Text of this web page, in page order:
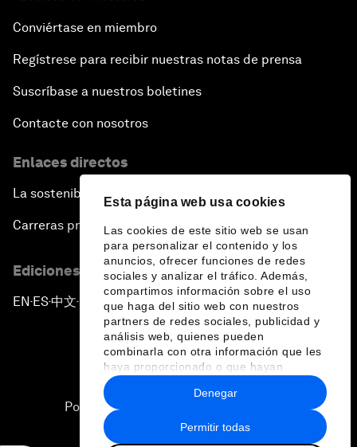
Esta página web usa cookies
Las cookies de este sitio web se usan
para personalizar el contenido y los
anuncios, ofrecer funciones de redes
sociales y analizar el tráfico. Además,
compartimos información sobre el uso
que haga del sitio web con nuestros
partners de redes sociales, publicidad y
análisis web, quienes pueden
combinarla con otra información que les
haya proporcionado o que hayan
recopilado a partir del uso que haya
hecho de sus servicios.
Permitir todas
Denegar
Conviértase en miembro
Regístrese para recibir nuestras notas de prensa
Suscríbase a nuestros boletines
Contacte con nosotros
Enlaces directos
La sostenibilidad en el Foro
Carreras profesionales
Ediciones en otros idiomas
EN ▪ ES▪中文▪ 日本語
Política de privacidad y normas de uso